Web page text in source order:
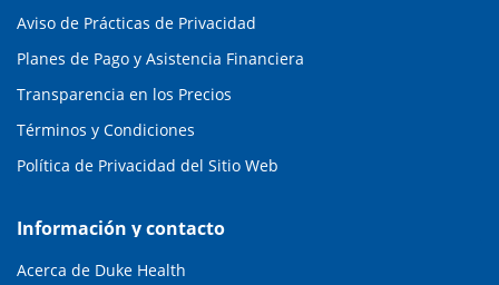
Aviso de Prácticas de Privacidad
Planes de Pago y Asistencia Financiera
Transparencia en los Precios
Términos y Condiciones
Política de Privacidad del Sitio Web
Información y contacto
Acerca de Duke Health